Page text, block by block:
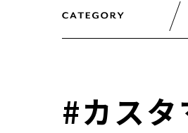
#カス